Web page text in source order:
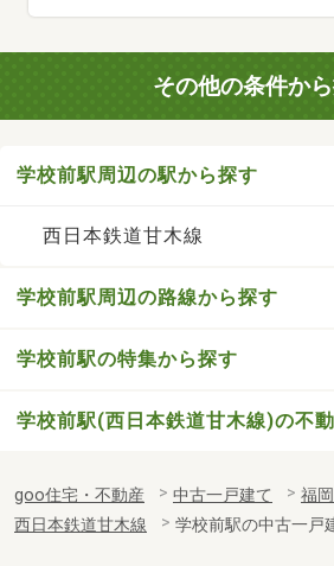
その他の条件か
学校前駅周辺の駅から探す
西日本鉄道甘木線
学校前駅周辺の路線から探す
学校前駅の特集から探す
学校前駅(西日本鉄道甘木線)の不
goo住宅・不動産 中古一戸建て 福
西日本鉄道甘木線
学校前駅の中古一戸